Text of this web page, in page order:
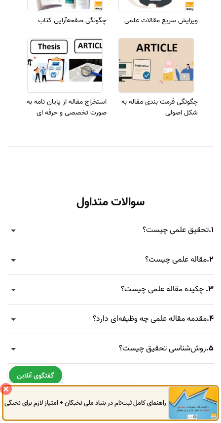
ویرایش سریع مقالات علمی چگونگی صفحه‌آرایی کتاب
چگونگی فرمت بندی مقاله به
شکل اصولی
استخراج مقاله از پایان نامه به
صورت تخصصی و حرفه ای
سوالات متداول
1.تحقیق علمی چیست؟
2.مقاله علمی چیست؟
3. چکیده مقاله علمی چیست؟
4.مقدمه مقاله علمی چه وظیفه‌ای دارد؟
5. روش‌شناسی تحقیق چیست؟
04133250787
09149724522
راهنمای کامل ثبت‌نام در بنیاد ملی نخبگان + امتیاز لازم برای نخبگی
گفتگوی آنلاین